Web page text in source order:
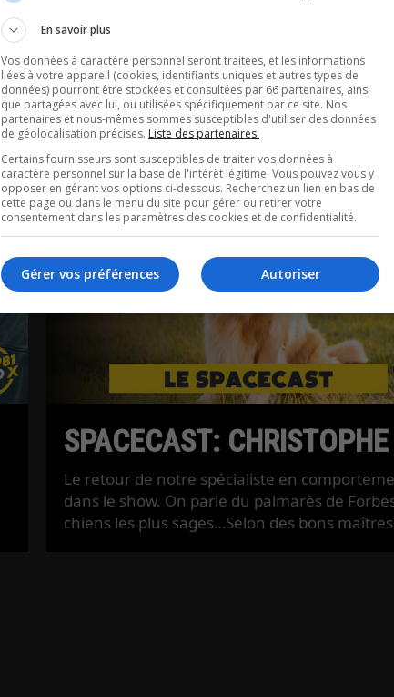
SPACECAST:
Le retour de notre spécialiste en
dans le show. On parle du palmarès de
chiens les plus sages…Selon des bons
En savoir plus
Vos données à caractère personnel seront traitées, et les informations
liées à votre appareil (cookies, identifiants uniques et autres types de
données) pourront être stockées et consultées par 66 partenaires, ainsi
que partagées avec lui, ou utilisées spécifiquement par ce site. Nos
partenaires et nous-mêmes sommes susceptibles d'utiliser des données
de géolocalisation précises. Liste des partenaires.
Certains fournisseurs sont susceptibles de traiter vos données à
caractère personnel sur la base de l'intérêt légitime. Vous pouvez vous y
opposer en gérant vos options ci-dessous. Recherchez un lien en bas de
cette page ou dans le menu du site pour gérer ou retirer votre
consentement dans les paramètres des cookies et de confidentialité.
Autoriser
Gérer vos préférences